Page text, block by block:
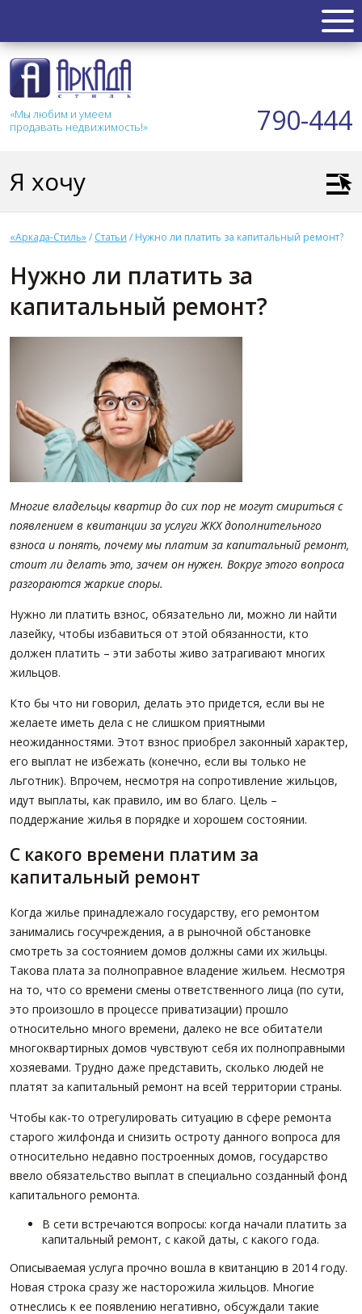
«Мы любим и умеем
продавать недвижимость!»
790-444
НЕДВИЖИМОСТЬ
Таунхаус
Коммерческая
АКЦИИ
СТАТЬИ
О НАС
Сотрудники
Вакансии
Достижения
КОНТАКТЫ
Я хочу
Расширенный поиск
«Аркада-Стиль»/ Статьи / Нужно ли платить за капитальный ремонт?
Нужно ли платить за
капитальный ремонт?
Многие владельцы квартир до сих пор не могут смириться с
появлением в квитанции за услуги ЖКХ дополнительного
взноса и понять, почему мы платим за капитальный ремонт,
стоит ли делать это, зачем он нужен. Вокруг этого вопроса
разгораются жаркие споры.
Нужно ли платить взнос, обязательно ли, можно ли найти
лазейку, чтобы избавиться от этой обязанности, кто
должен платить – эти заботы живо затрагивают многих
жильцов.
Кто бы что ни говорил, делать это придется, если вы не
желаете иметь дела с не слишком приятными
неожиданностями. Этот взнос приобрел законный характер,
его выплат не избежать (конечно, если вы только не
льготник). Впрочем, несмотря на сопротивление жильцов,
идут выплаты, как правило, им во благо. Цель –
поддержание жилья в порядке и хорошем состоянии.
С какого времени платим за
капитальный ремонт
Когда жилье принадлежало государству, его ремонтом
занимались госучреждения, а в рыночной обстановке
смотреть за состоянием домов должны сами их жильцы.
Такова плата за полноправное владение жильем. Несмотря
на то, что со времени смены ответственного лица (по сути,
это произошло в процессе приватизации) прошло
относительно много времени, далеко не все обитатели
многоквартирных домов чувствуют себя их полноправными
хозяевами. Трудно даже представить, сколько людей не
платят за капитальный ремонт на всей территории страны.
Чтобы как-то отрегулировать ситуацию в сфере ремонта
старого жилфонда и снизить остроту данного вопроса для
относительно недавно построенных домов, государство
ввело обязательство выплат в специально созданный фонд
капитального ремонта.
В сети встречаются вопросы: когда начали платить за
капитальный ремонт, с какой даты, с какого года.
Описываемая услуга прочно вошла в квитанцию в 2014 году.
Новая строка сразу же насторожила жильцов. Многие
отнеслись к ее появлению негативно, обсуждали такие